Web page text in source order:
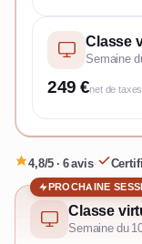
Classe
Semaine
249 €net de taxes
4,8/5 · 6 avis·
PROCHAINE
Classe
Semaine du